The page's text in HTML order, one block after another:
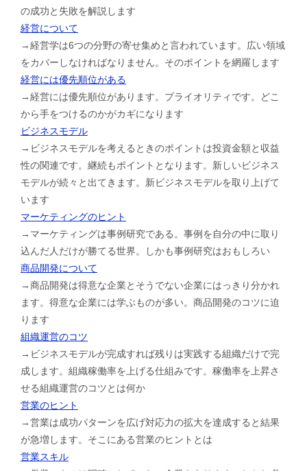
の成功と失敗を解説します
経営について
→経営学は6つの分野の寄せ集めと言われています。広い領域
をカバーしなければなりません。そのポイントを網羅します
経営には優先順位がある
→経営には優先順位があります。プライオリティです。どこ
から手をつけるのかがカギになります
ビジネスモデル
→ビジネスモデルを考えるときのポイントは投資金額と収益
性の関連です。継続もポイントとなります。新しいビジネス
モデルが続々と出てきます。新ビジネスモデルを取り上げて
います
マーケティングのヒント
→マーケティングは事例研究である。事例を自分の中に取り
込んだ人だけが勝てる世界。しかも事例研究はおもしろい
商品開発について
→商品開発は得意な企業とそうでない企業にはっきり分かれ
ます。得意な企業には学ぶものが多い。商品開発のコツに迫
ります
組織運営のコツ
→ビジネスモデルが完成すれば残りは実践する組織だけで完
成します。組織稼働率を上げる仕組みです。稼働率を上昇さ
せる組織運営のコツとは何か
営業のヒント
→営業は成功パターンを広げ対応力の拡大を達成すると結果
が急増します。そこにある営業のヒントとは
営業スキル